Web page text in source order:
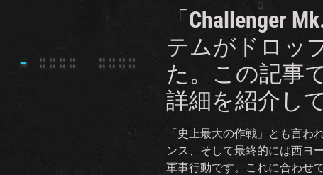
「Challenger
テムがドロッ
た。この記事
詳細を紹介し
「史上最大の作戦」とも言
ンス、そして最終的には西ヨ
軍事行動です。これに合わせ